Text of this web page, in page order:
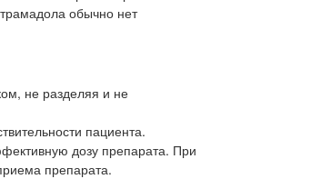
обычно нет
не разделяя и не
пациента.
дозу препарата. При
препарата.